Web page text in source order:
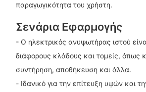
παραγωγικότητα του χρήστη.
Σενάρια Εφαρμογής
- Ο ηλεκτρικός ανυψωτήρας ιστού
διάφορους κλάδους και τομείς, όπως
συντήρηση, αποθήκευση και άλλα.
- Ιδανικό για την επίτευξη υψών και